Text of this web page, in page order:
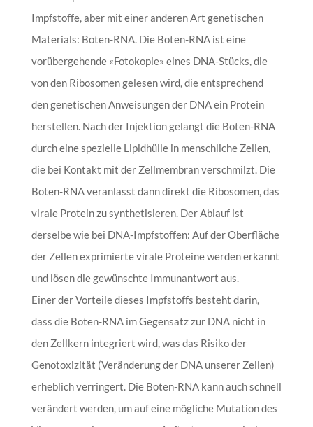
Impfstoffe, aber mit einer anderen Art genetischen
Materials: Boten-RNA. Die Boten-RNA ist eine
vorübergehende «Fotokopie» eines DNA-Stücks, die
von den Ribosomen gelesen wird, die entsprechend
den genetischen Anweisungen der DNA ein Protein
herstellen. Nach der Injektion gelangt die Boten-RNA
durch eine spezielle Lipidhülle in menschliche Zellen,
die bei Kontakt mit der Zellmembran verschmilzt. Die
Boten-RNA veranlasst dann direkt die Ribosomen, das
virale Protein zu synthetisieren. Der Ablauf ist
derselbe wie bei DNA-Impfstoffen: Auf der Oberfläche
der Zellen exprimierte virale Proteine werden erkannt
und lösen die gewünschte Immunantwort aus.
Einer der Vorteile dieses Impfstoffs besteht darin,
dass die Boten-RNA im Gegensatz zur DNA nicht in
den Zellkern integriert wird, was das Risiko der
Genotoxizität (Veränderung der DNA unserer Zellen)
erheblich verringert. Die Boten-RNA kann auch schnell
verändert werden, um auf eine mögliche Mutation des